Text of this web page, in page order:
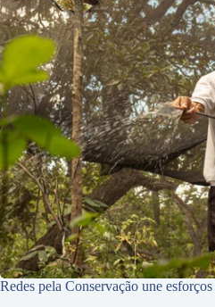
Redes pela Conservação une